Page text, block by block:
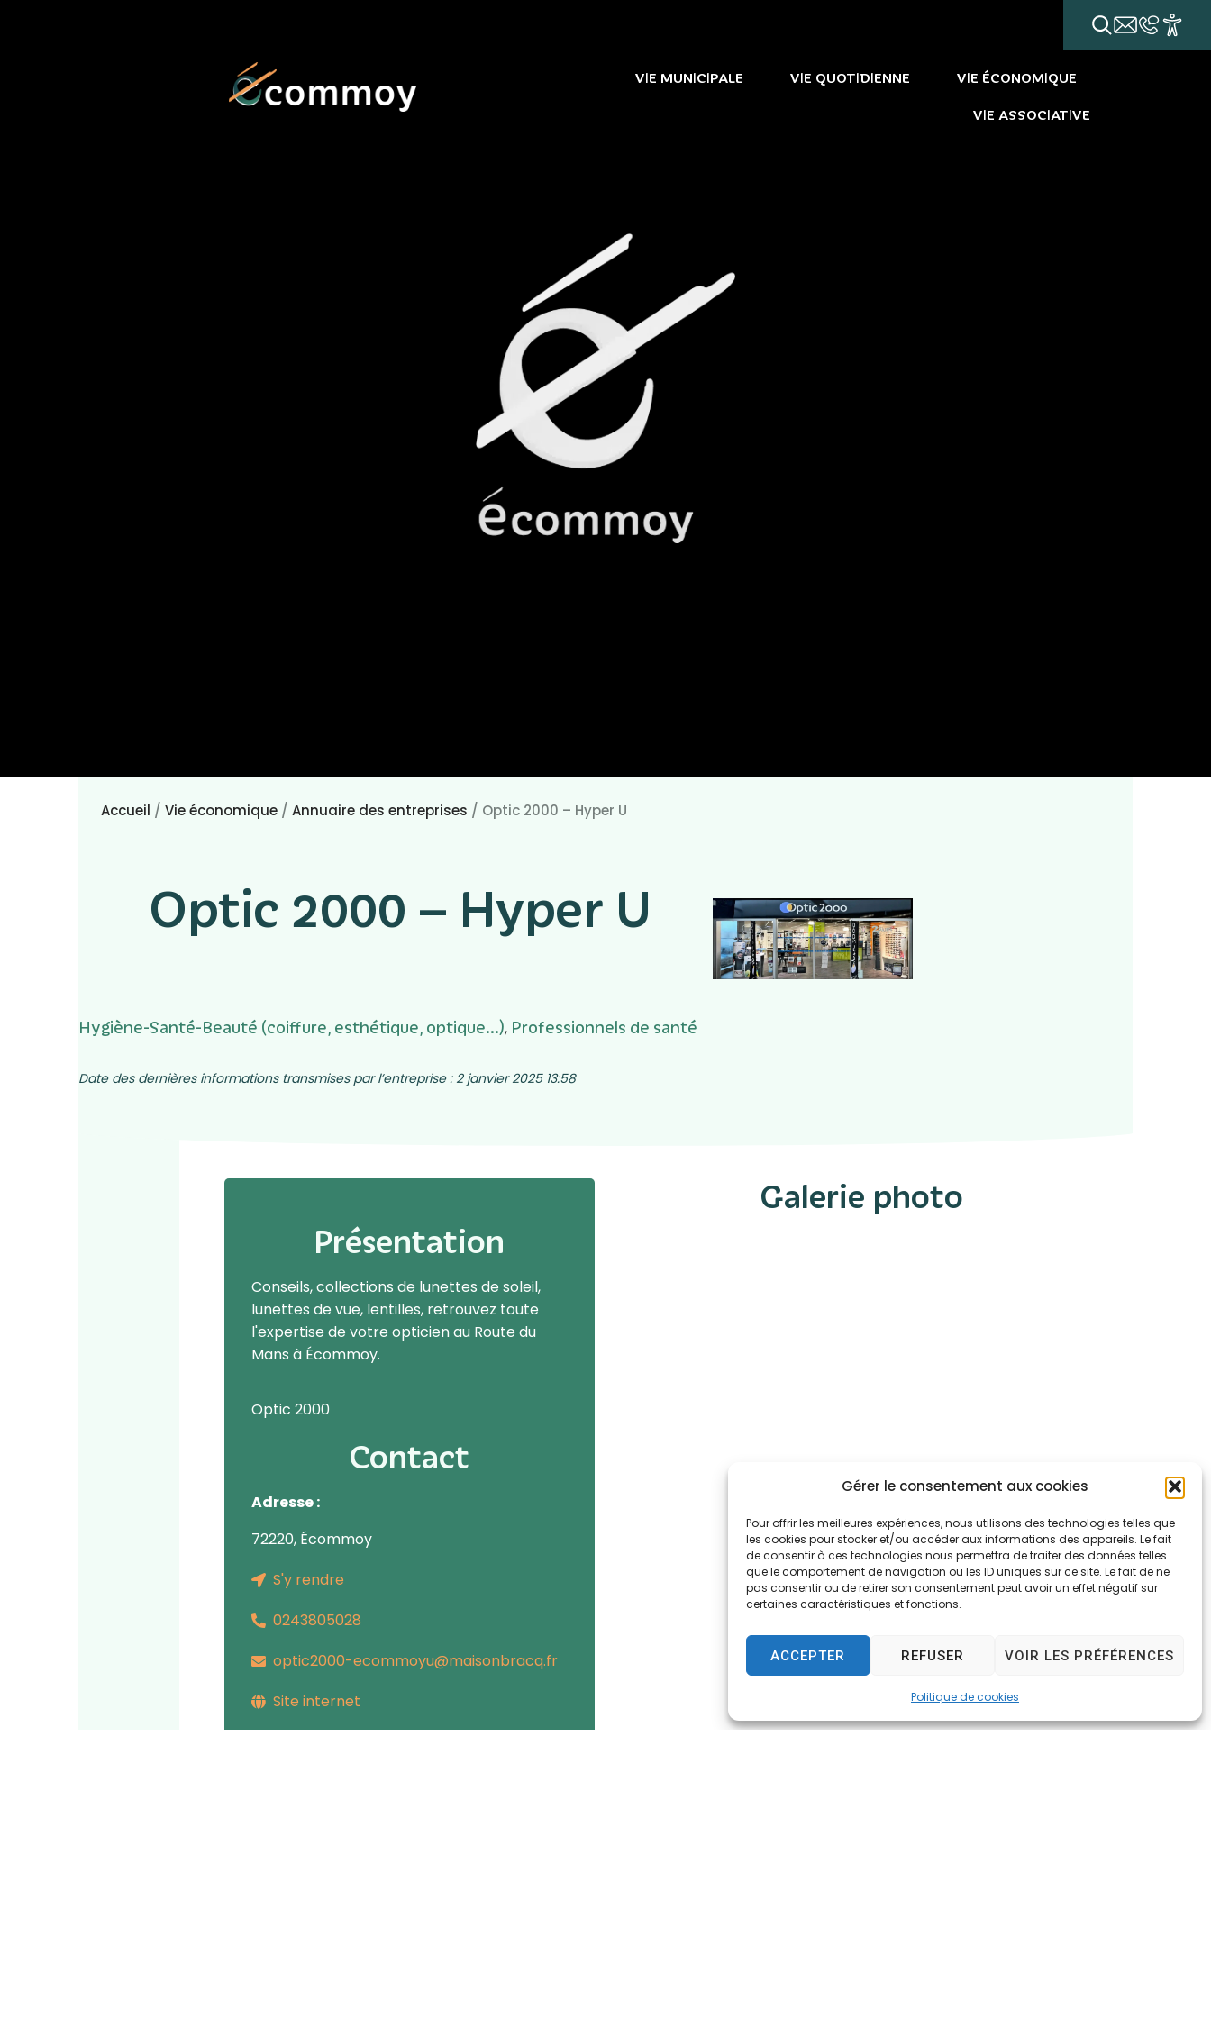
Gérer le consentement aux cookies
Pour offrir les meilleures expériences, nous utilisons des technologies telles que
les cookies pour stocker et/ou accéder aux informations des appareils. Le fait
de consentir à ces technologies nous permettra de traiter des données telles
que le comportement de navigation ou les ID uniques sur ce site. Le fait de ne
pas consentir ou de retirer son consentement peut avoir un effet négatif sur
certaines caractéristiques et fonctions.
ACCEPTER REFUSER VOIR LES PRÉFÉRENCES
Politique de cookies
VIE MUNICIPALE VIE QUOTIDIENNE VIE ÉCONOMIQUE
VIE ASSOCIATIVE
Accueil / Vie économique / Annuaire des entreprises / Optic 2000 – Hyper U
Optic 2000 – Hyper U
Hygiène-Santé-Beauté (coiffure, esthétique, optique...), Professionnels de santé
Date des dernières informations transmises par l’entreprise : 2 janvier 2025 13:58
Présentation
Conseils, collections de lunettes de soleil,
lunettes de vue, lentilles, retrouvez toute
l'expertise de votre opticien au Route du
Mans à Écommoy.
Optic 2000
Contact
Adresse :
72220, Écommoy
S'y rendre
0243805028
optic2000-ecommoyu@maisonbracq.fr
Site internet
Galerie photo